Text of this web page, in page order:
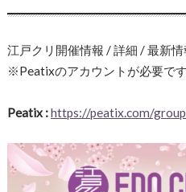
江戸クリ開催情報 / 詳細 / 最新
※Peatixのアカウントが必要です
Peatix :https://peatix.com/